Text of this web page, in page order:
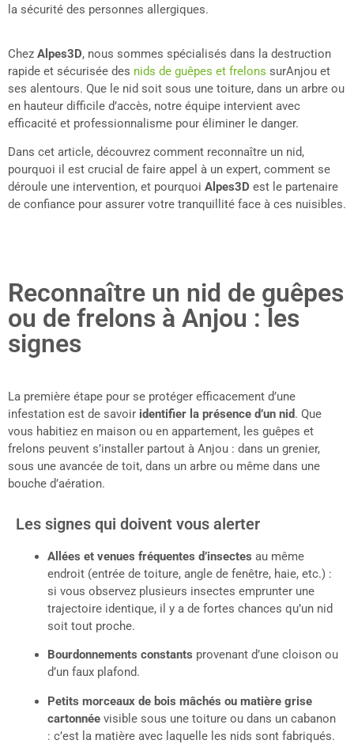
la sécurité des personnes allergiques.
Chez Alpes3D, nous sommes spécialisés dans la destruction
rapide et sécurisée des nids de guêpes et frelons surAnjou et
ses alentours. Que le nid soit sous une toiture, dans un arbre ou
en hauteur difficile d’accès, notre équipe intervient avec
efficacité et professionnalisme pour éliminer le danger.
Dans cet article, découvrez comment reconnaître un nid,
pourquoi il est crucial de faire appel à un expert, comment se
déroule une intervention, et pourquoi Alpes3D est le partenaire
de confiance pour assurer votre tranquillité face à ces nuisibles.
Reconnaître un nid de guêpes
ou de frelons à Anjou : les
signes
La première étape pour se protéger efficacement d’une
infestation est de savoir identifier la présence d’un nid. Que
vous habitiez en maison ou en appartement, les guêpes et
frelons peuvent s’installer partout à Anjou : dans un grenier,
sous une avancée de toit, dans un arbre ou même dans une
bouche d’aération.
Les signes qui doivent vous alerter
Allées et venues fréquentes d’insectes au même
endroit (entrée de toiture, angle de fenêtre, haie, etc.) :
si vous observez plusieurs insectes emprunter une
trajectoire identique, il y a de fortes chances qu’un nid
soit tout proche.
Bourdonnements constants provenant d’une cloison ou
d’un faux plafond.
Petits morceaux de bois mâchés ou matière grise
cartonnée visible sous une toiture ou dans un cabanon
: c’est la matière avec laquelle les nids sont fabriqués.